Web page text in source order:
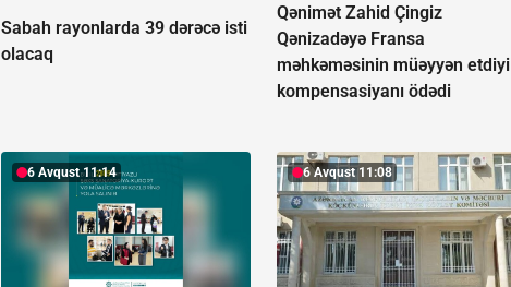
Sabah rayonlarda 39 dərəcə isti
olacaq
Qənimət Zahid Çingiz
Qənizadəyə Fransa
məhkəməsinin müəyyən etdiyi
kompensasiyanı ödədi
6 Avqust 11:14 6 Avqust 11:08